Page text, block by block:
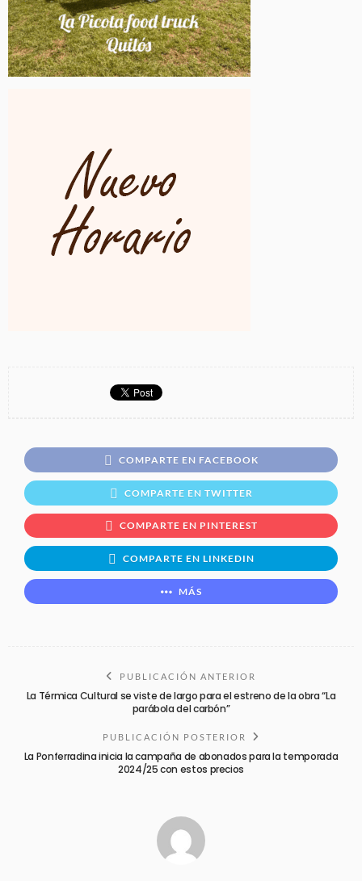
COMPARTE EN FACEBOOK
COMPARTE EN TWITTER
COMPARTE EN PINTEREST
COMPARTE EN LINKEDIN
MÁS
PUBLICACIÓN ANTERIOR
La Térmica Cultural se viste de largo para el estreno de la obra “La
parábola del carbón”
PUBLICACIÓN POSTERIOR
La Ponferradina inicia la campaña de abonados para la temporada
2024/25 con estos precios